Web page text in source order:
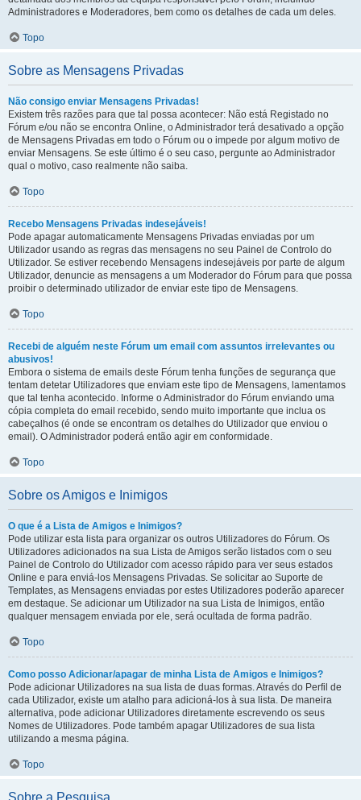
Administradores e Moderadores, bem como os detalhes de cada um deles.
Topo
Sobre as Mensagens Privadas
Não consigo enviar Mensagens Privadas!
Existem três razões para que tal possa acontecer: Não está Registado no
Fórum e/ou não se encontra Online, o Administrador terá desativado a opção
de Mensagens Privadas em todo o Fórum ou o impede por algum motivo de
enviar Mensagens. Se este último é o seu caso, pergunte ao Administrador
qual o motivo, caso realmente não saiba.
Topo
Recebo Mensagens Privadas indesejáveis!
Pode apagar automaticamente Mensagens Privadas enviadas por um
Utilizador usando as regras das mensagens no seu Painel de Controlo do
Utilizador. Se estiver recebendo Mensagens indesejáveis por parte de algum
Utilizador, denuncie as mensagens a um Moderador do Fórum para que possa
proibir o determinado utilizador de enviar este tipo de Mensagens.
Topo
Recebi de alguém neste Fórum um email com assuntos irrelevantes ou
abusivos!
Embora o sistema de emails deste Fórum tenha funções de segurança que
tentam detetar Utilizadores que enviam este tipo de Mensagens, lamentamos
que tal tenha acontecido. Informe o Administrador do Fórum enviando uma
cópia completa do email recebido, sendo muito importante que inclua os
cabeçalhos (é onde se encontram os detalhes do Utilizador que enviou o
email). O Administrador poderá então agir em conformidade.
Topo
Sobre os Amigos e Inimigos
O que é a Lista de Amigos e Inimigos?
Pode utilizar esta lista para organizar os outros Utilizadores do Fórum. Os
Utilizadores adicionados na sua Lista de Amigos serão listados com o seu
Painel de Controlo do Utilizador com acesso rápido para ver seus estados
Online e para enviá-los Mensagens Privadas. Se solicitar ao Suporte de
Templates, as Mensagens enviadas por estes Utilizadores poderão aparecer
em destaque. Se adicionar um Utilizador na sua Lista de Inimigos, então
qualquer mensagem enviada por ele, será ocultada de forma padrão.
Topo
Como posso Adicionar/apagar de minha Lista de Amigos e Inimigos?
Pode adicionar Utilizadores na sua lista de duas formas. Através do Perfil de
cada Utilizador, existe um atalho para adicioná-los à sua lista. De maneira
alternativa, pode adicionar Utilizadores diretamente escrevendo os seus
Nomes de Utilizadores. Pode também apagar Utilizadores de sua lista
utilizando a mesma página.
Topo
Sobre a Pesquisa